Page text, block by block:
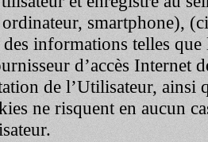
smartphone),
informations telles que
d’accès Internet
de l’Utilisateur, ainsi
ne risquent en aucun